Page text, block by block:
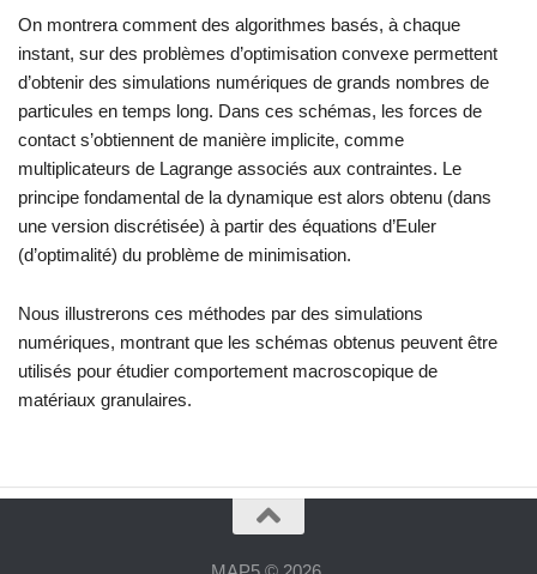
On montrera comment des algorithmes basés, à chaque
instant, sur des problèmes d’optimisation convexe permettent
d’obtenir des simulations numériques de grands nombres de
particules en temps long. Dans ces schémas, les forces de
contact s’obtiennent de manière implicite, comme
multiplicateurs de Lagrange associés aux contraintes. Le
principe fondamental de la dynamique est alors obtenu (dans
une version discrétisée) à partir des équations d’Euler
(d’optimalité) du problème de minimisation.
Nous illustrerons ces méthodes par des simulations
numériques, montrant que les schémas obtenus peuvent être
utilisés pour étudier comportement macroscopique de
matériaux granulaires.